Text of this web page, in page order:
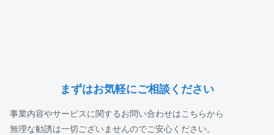
まずはお気軽にご相談ください
事業内容やサービスに関するお問い合わせはこちらから
無理な勧誘は一切ございませんのでご安心ください。